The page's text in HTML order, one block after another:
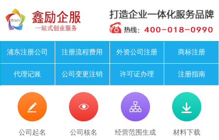
浦东注册公司 注册流程费用 外资公司注册 商标注册
代理记账 公司变更注销 许可证办理 注册指南

公司起名

公司核名

经营范围生成

材料下载